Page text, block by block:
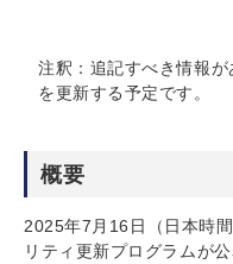
注釈：追記すべき情報
を更新する予定です。
概要
2025年7月16日（日本時
リティ更新プログラムが